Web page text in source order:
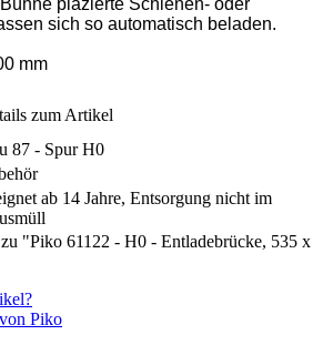
sich so automatisch beladen.
mm
zum Artikel
87 - Spur H0
ab 14 Jahre, Entsorgung nicht im
"Piko 61122 - H0 - Entladebrücke, 535 x
Piko